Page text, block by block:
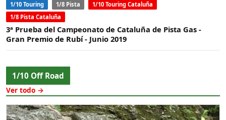
1/10 Touring 1/8 Pista
1/10 Touring Cataluña
1/8 Pista Cataluña
3ª Prueba del Campeonato de Cataluña de Pista Gas -
Gran Premio de Rubí - Junio 2019
1/10 Off Road
Ver todo →